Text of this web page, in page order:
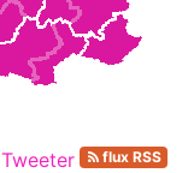
Tweeter flux RSS